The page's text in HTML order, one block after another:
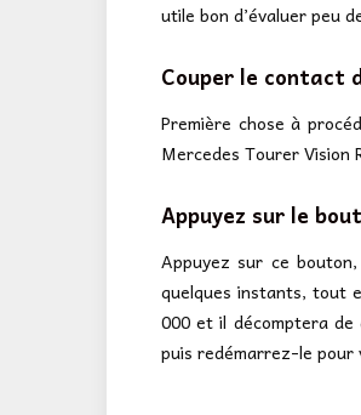
utile bon d’évaluer peu
Couper le contact
Première chose à
Mercedes Tourer Vision
Appuyez sur le
Appuyez sur ce
quelques instants, tout
000 et il décomptera de
puis redémarrez-le pour